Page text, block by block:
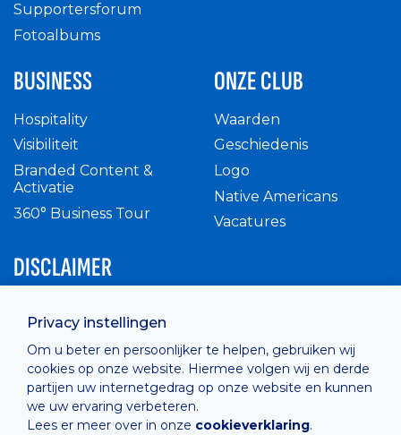
Privacy instellingen
Om u beter en persoonlijker te helpen, gebruiken wij
cookies op onze website. Hiermee volgen wij en derde
partijen uw internetgedrag op onze website en kunnen
we uw ervaring verbeteren.
Lees er meer over in onze cookieverklaring.
Supportersforum
Fotoalbums
BUSINESS
Hospitality
Visibiliteit
Branded Content &
Activatie
360° Business Tour
ONZE CLUB
Waarden
Geschiedenis
Logo
Native Americans
Vacatures
DISCLAIMER
Privacy Policy
Cashless
verkoopsvoorwaarden
Cookie Policy